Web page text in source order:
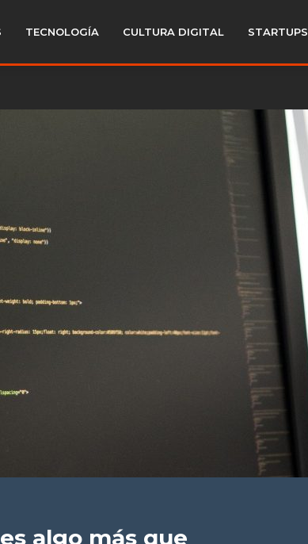
TECNOLOGÍA CULTURA DIGITAL STARTUPS
algo más que